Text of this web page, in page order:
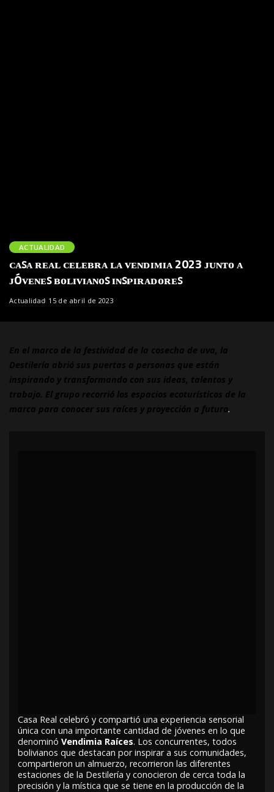
ACTUALIDAD
ᴄᴀꜱᴀ ʀᴇᴀʟ ᴄᴇʟᴇʙʀᴀ ʟᴀ ᴠᴇɴᴅɪᴍɪᴀ 2023 ᴊᴜɴᴛᴏ ᴀ
ᴊÓᴠᴇɴᴇꜱ ʙᴏʟɪᴠɪᴀɴᴏꜱ ɪɴꜱᴘɪʀᴀᴅᴏʀᴇꜱ
Actualidad 15 de abril de 2023
En el marco de la festividad de la cosecha de uva, la
Destilería abrió sus puertas a personas que están
inspirando y transformando con sus ideas, talentos y
trabajo. El grupo recorrió los espacios ecoturísticos de la
marca para conocer sus raíces y proyección a futuro.
Casa Real celebró y compartió una experiencia sensorial
única con una importante cantidad de jóvenes en lo que
denominóVendimia Raíces. Los concurrentes, todos
bolivianos que destacan por inspirar a sus comunidades,
compartieron un almuerzo, recorrieron las diferentes
estaciones de la Destilería y conocieron de cerca toda la
precisión y la mística que se tiene en la producción de la